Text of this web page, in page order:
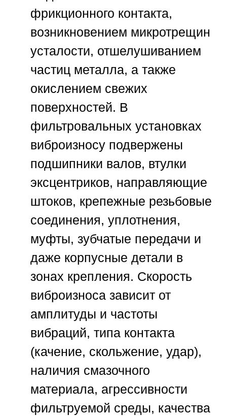
фрикционного контакта,
возникновением микротрещин
усталости, отшелушиванием
частиц металла, а также
окислением свежих
поверхностей. В
фильтровальных установках
виброизносу подвержены
подшипники валов, втулки
эксцентриков, направляющие
штоков, крепежные резьбовые
соединения, уплотнения,
муфты, зубчатые передачи и
даже корпусные детали в
зонах крепления. Скорость
виброизноса зависит от
амплитуды и частоты
вибраций, типа контакта
(качение, скольжение, удар),
наличия смазочного
материала, агрессивности
фильтруемой среды, качества